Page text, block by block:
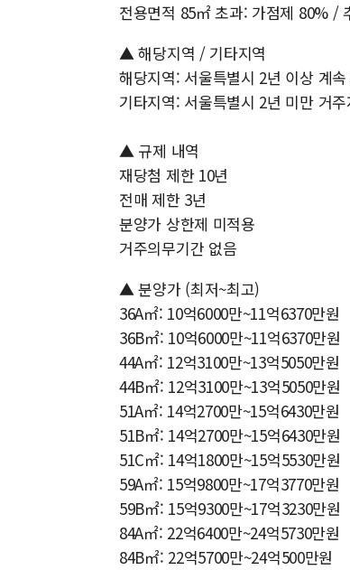
전용면적 85㎡ 초과: 가점제 80% /
▲ 해당지역 / 기타지역
해당지역: 서울특별시 2년 이상 계
기타지역: 서울특별시 2년 미만 거
▲ 규제 내역
재당첨 제한 10년
전매 제한 3년
분양가 상한제 미적용
거주의무기간 없음
▲ 분양가 (최저~최고)
36A㎡: 10억6000만~11억6370만원
36B㎡: 10억6000만~11억6370만원
44A㎡: 12억3100만~13억5050만원
44B㎡: 12억3100만~13억5050만원
51A㎡: 14억2700만~15억6430만원
51B㎡: 14억2700만~15억6430만원
51C㎡: 14억1800만~15억5530만원
59A㎡: 15억9800만~17억3770만원
59B㎡: 15억9300만~17억3230만원
84A㎡: 22억6400만~24억5730만원
84B㎡: 22억5700만~24억500만원